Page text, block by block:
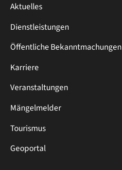
Aktuelles
Dienstleistungen
Öffentliche Bekanntmachungen
Karriere
Veranstaltungen
Mängelmelder
Tourismus
Geoportal